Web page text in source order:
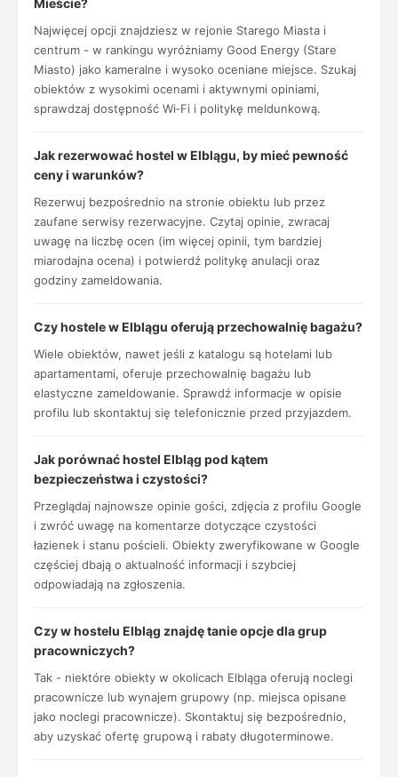
Mieście?
Najwięcej opcji znajdziesz w rejonie Starego Miasta i
centrum - w rankingu wyróżniamy Good Energy (Stare
Miasto) jako kameralne i wysoko oceniane miejsce. Szukaj
obiektów z wysokimi ocenami i aktywnymi opiniami,
sprawdzaj dostępność Wi‑Fi i politykę meldunkową.
Jak rezerwować hostel w Elblągu, by mieć pewność
ceny i warunków?
Rezerwuj bezpośrednio na stronie obiektu lub przez
zaufane serwisy rezerwacyjne. Czytaj opinie, zwracaj
uwagę na liczbę ocen (im więcej opinii, tym bardziej
miarodajna ocena) i potwierdź politykę anulacji oraz
godziny zameldowania.
Czy hostele w Elblągu oferują przechowalnię bagażu?
Wiele obiektów, nawet jeśli z katalogu są hotelami lub
apartamentami, oferuje przechowalnię bagażu lub
elastyczne zameldowanie. Sprawdź informacje w opisie
profilu lub skontaktuj się telefonicznie przed przyjazdem.
Jak porównać hostel Elbląg pod kątem
bezpieczeństwa i czystości?
Przeglądaj najnowsze opinie gości, zdjęcia z profilu Google
i zwróć uwagę na komentarze dotyczące czystości
łazienek i stanu pościeli. Obiekty zweryfikowane w Google
częściej dbają o aktualność informacji i szybciej
odpowiadają na zgłoszenia.
Czy w hostelu Elbląg znajdę tanie opcje dla grup
pracowniczych?
Tak - niektóre obiekty w okolicach Elbląga oferują noclegi
pracownicze lub wynajem grupowy (np. miejsca opisane
jako noclegi pracownicze). Skontaktuj się bezpośrednio,
aby uzyskać ofertę grupową i rabaty długoterminowe.